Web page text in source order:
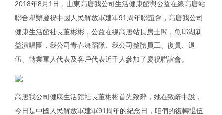
2018年8月1日，山東高唐我公司生活健康館與公益在線高唐站
聯合舉辦慶祝中國人民解放軍建軍91周年聯誼會，高唐我公司
健康生活館社長董彬彬，公益在線高唐站長房士閣，魚邱湖新
益演唱團，我公司青春舞蹈隊、我公司整體員工、復員、退
伍、轉業軍人代表及客戶代表近千人參加了慶祝聯誼會。
高唐我公司健康生活館社長董彬彬首先致辭，她在致辭中說，
今日是中國人民解放軍建軍91周年的紀念日，咱們的復轉退伍